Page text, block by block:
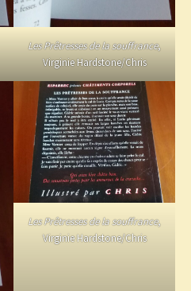
Les Prêtresses de la souffrance,
Virginie Hardstone/Chris
Les Prêtresses de la souffrance,
Virginie Hardstone/Chris